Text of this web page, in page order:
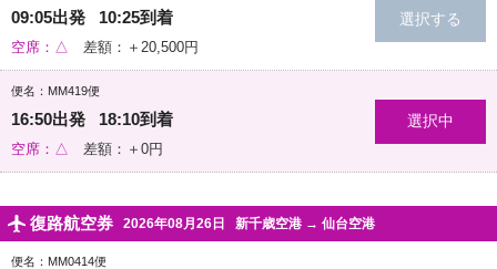
09:05出発 10:25到着
空席：△ 差額：＋20,500円
便名：MM419便
16:50出発 18:10到着
空席：△ 差額：＋0円
復路航空券 2026年08月26日 新千歳空港 → 仙台空港
便名：MM0414便